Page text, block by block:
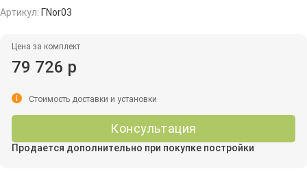
Артикул: ГNor03
Цена за комплект
79 726 р
Консультация
Продается дополнительно при покупке постройки
i Стоимость доставки и установки